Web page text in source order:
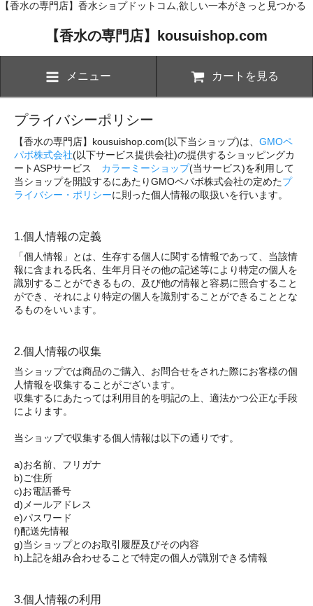
【香水の専門店】香水ショプドットコム,欲しい一本がきっと見つかる
【香水の専門店】kousuishop.com
メニュー カートを見る
プライバシーポリシー
【香水の専門店】kousuishop.com(以下当ショップ)は、 GMOペ
パボ株式会社(以下サービス提供会社)の提供するショッピングカ
ートASPサービス カラーミーショップ(当サービス)を利用して
当ショップを開設するにあたりGMOペパボ株式会社の定めたプ
ライバシー・ポリシーに則った個人情報の取扱いを行います。
1.個人情報の定義
「個人情報」とは、生存する個人に関する情報であって、当該情
報に含まれる氏名、生年月日その他の記述等により特定の個人を
識別することができるもの、及び他の情報と容易に照合すること
ができ、それにより特定の個人を識別することができることとな
るものをいいます。
2.個人情報の収集
当ショップでは商品のご購入、お問合せをされた際にお客様の個
人情報を収集することがございます。
収集するにあたっては利用目的を明記の上、適法かつ公正な手段
によります。
当ショップで収集する個人情報は以下の通りです。
a)お名前、フリガナ
b)ご住所
c)お電話番号
d)メールアドレス
e)パスワード
f)配送先情報
g)当ショップとのお取引履歴及びその内容
h)上記を組み合わせることで特定の個人が識別できる情報
3.個人情報の利用